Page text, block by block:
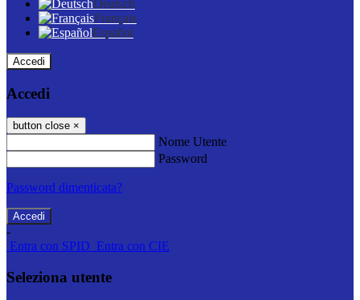
Deutsch
Français
Español
Accedi
Accedi
button close ×
Nome Utente
Password
Password dimenticata?
-
Entra con SPID Entra con CIE
Seleziona utente